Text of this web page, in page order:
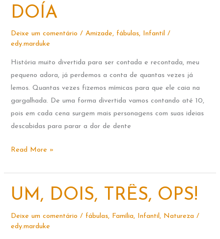
DOÍA
Deixe um comentário /Amizade, fábulas, Infantil /
edy.marduke
História muito divertida para ser contada e recontada, meu
pequeno adora, já perdemos a conta de quantas vezes já
lemos. Quantas vezes fizemos mímicas para que ele caia na
gargalhada. De uma forma divertida vamos contando até 10,
pois em cada cena surgem mais personagens com suas ideias
descabidas para parar a dor de dente
E
DENTE
AINDA
DOÍA
Read More »
UM, DOIS, TRÊS, OPS!
Deixe um comentário / fábulas, Família, Infantil , Natureza /
edy.marduke